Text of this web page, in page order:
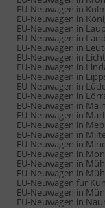
EU-Neuwagen in
EU-Neuwagen in
EU-Neuwagen in
EU-Neuwagen in
EU-Neuwagen in
EU-Neuwagen in
EU-Neuwagen in
EU-Neuwagen in
EU-Neuwagen in
EU-Neuwagen in
EU-Neuwagen in
EU-Neuwagen in Marl
EU-Neuwagen in
EU-Neuwagen in
EU-Neuwagen in
EU-Neuwagen in
EU-Neuwagen in
EU-Neuwagen in
EU-Neuwagen für
EU-Neuwagen in
EU-Neuwagen in